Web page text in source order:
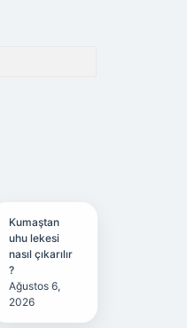
Kumaştan
uhu lekesi
nasıl çıkarılır
?
Ağustos 6,
2026